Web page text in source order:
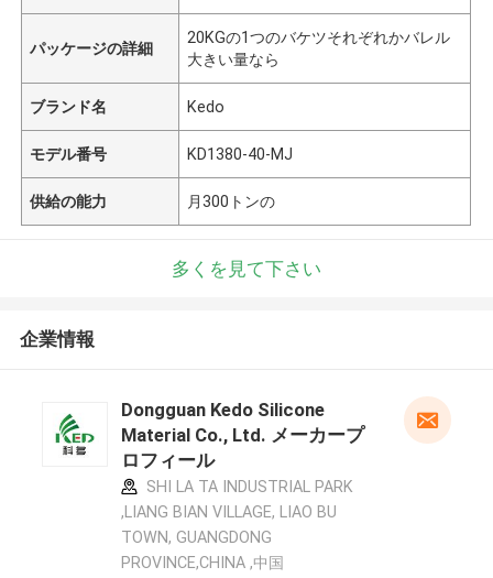
パッケージの詳細
20KGの1つのバケツそれぞれかバレル
大きい量なら
ブランド名 Kedo
モデル番号 KD1380-40-MJ
供給の能力 月300トンの
多くを見て下さい
企業情報
Dongguan Kedo Silicone
Material Co., Ltd. メーカープ
ロフィール
SHI LA TA INDUSTRIAL PARK
,LIANG BIAN VILLAGE, LIAO BU
TOWN, GUANGDONG
PROVINCE,CHINA ,中国